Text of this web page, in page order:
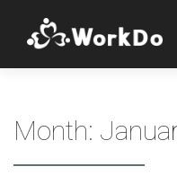
Month: